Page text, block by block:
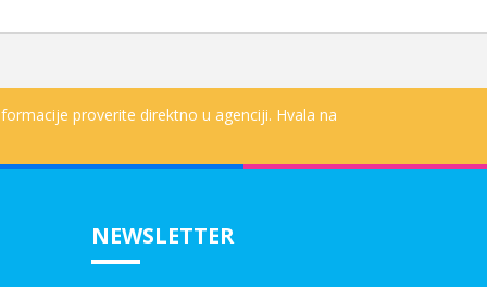
proverite direktno u agenciji. Hvala na
NEWSLETTER